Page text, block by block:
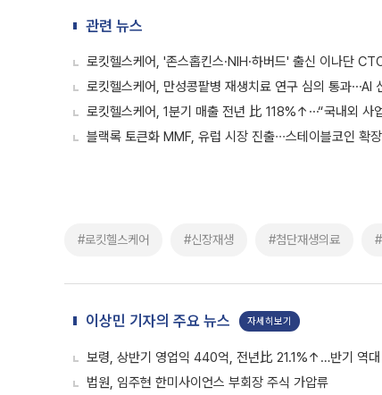
관련 뉴스
로킷헬스케어, '존스홉킨스·NIH·하버드' 출신 이나단
로킷헬스케어, 만성콩팥병 재생치료 연구 심의 통과⋯AI
로킷헬스케어, 1분기 매출 전년 比 118%↑⋯“국내외 사
블랙록 토큰화 MMF, 유럽 시장 진출∙∙∙스테이블코인 확장
#로킷헬스케어 #신장재생 #첨단재생의료
이상민 기자의 주요 뉴스 자세히보기
보령, 상반기 영업익 440억, 전년比 21.1%↑…반기 역대
법원, 임주현 한미사이언스 부회장 주식 가압류